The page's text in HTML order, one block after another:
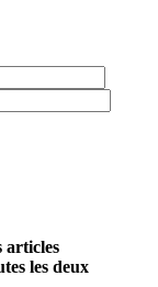
articles
les deux